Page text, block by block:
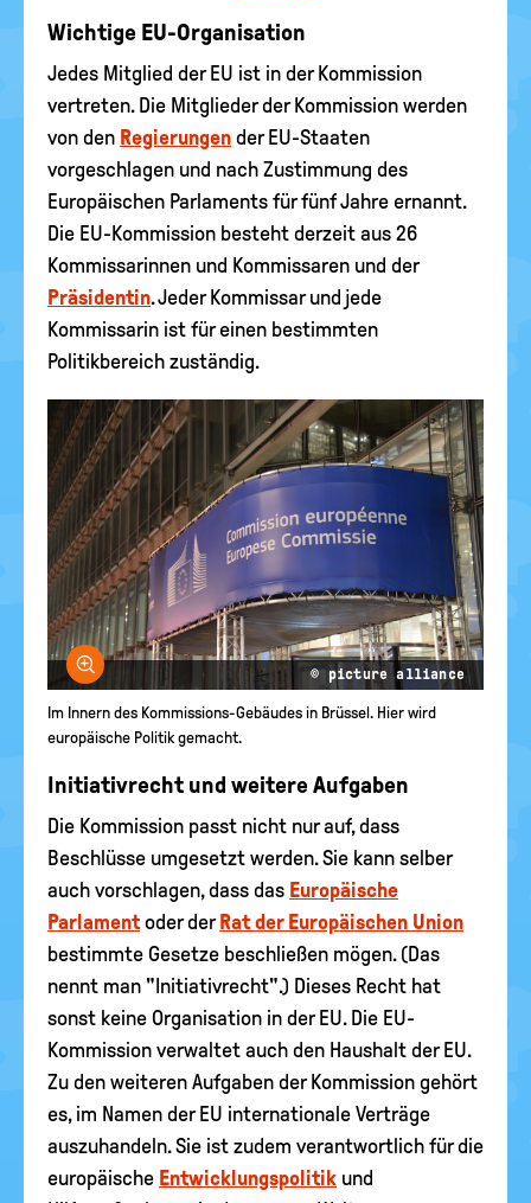
Wichtige EU-Organisation
Jedes Mitglied der EU ist in der Kommission
vertreten. Die Mitglieder der Kommission werden
von den Regierungen der EU-Staaten
vorgeschlagen und nach Zustimmung des
Europäischen Parlaments für fünf Jahre ernannt.
Die EU-Kommission besteht derzeit aus 26
Kommissarinnen und Kommissaren und der
Präsidentin. Jeder Kommissar und jede
Kommissarin ist für einen bestimmten
Politikbereich zuständig.
Bild vergrößern
© picture alliance
Im Innern des Kommissions-Gebäudes in Brüssel. Hier wird
europäische Politik gemacht.
Initiativrecht und weitere Aufgaben
Die Kommission passt nicht nur auf, dass
Beschlüsse umgesetzt werden. Sie kann selber
auch vorschlagen, dass das Europäische
Parlamentoder der Rat der Europäischen Union
bestimmte Gesetze beschließen mögen. (Das
nennt man "Initiativrecht".) Dieses Recht hat
sonst keine Organisation in der EU. Die EU-
Kommission verwaltet auch den Haushalt der EU.
Zu den weiteren Aufgaben der Kommission gehört
es, im Namen der EU internationale Verträge
auszuhandeln. Sie ist zudem verantwortlich für die
europäische Entwicklungspolitik und